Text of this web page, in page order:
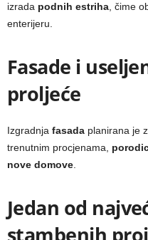
izrada podnih estriha , čime
enterijeru.
Fasade i
proljeće
Izgradnja fasada planirana je
trenutnim procjenama,
nove domove
Jedan od
stambenih